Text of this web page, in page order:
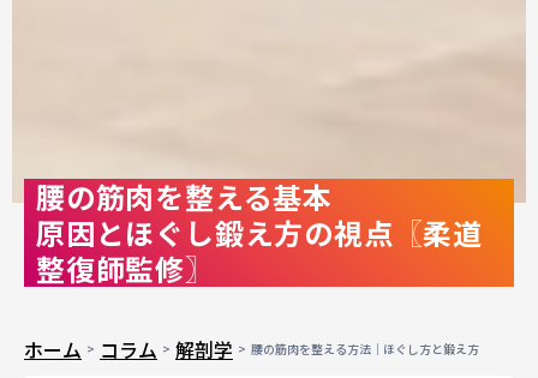
腰の筋肉を整える基本
原因とほぐし鍛え方の視点〖柔道
整復師監修〗
ホーム コラム 解剖学 腰の筋肉を整える方法｜ほぐし方と鍛え方